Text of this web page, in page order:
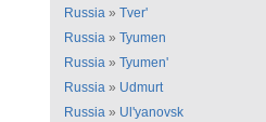
Russia » Tver'
Russia » Tyumen
Russia » Tyumen'
Russia » Udmurt
Russia » Ul'yanovsk